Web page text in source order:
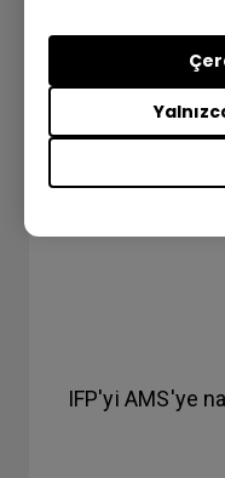
IFP'yi AMS'ye